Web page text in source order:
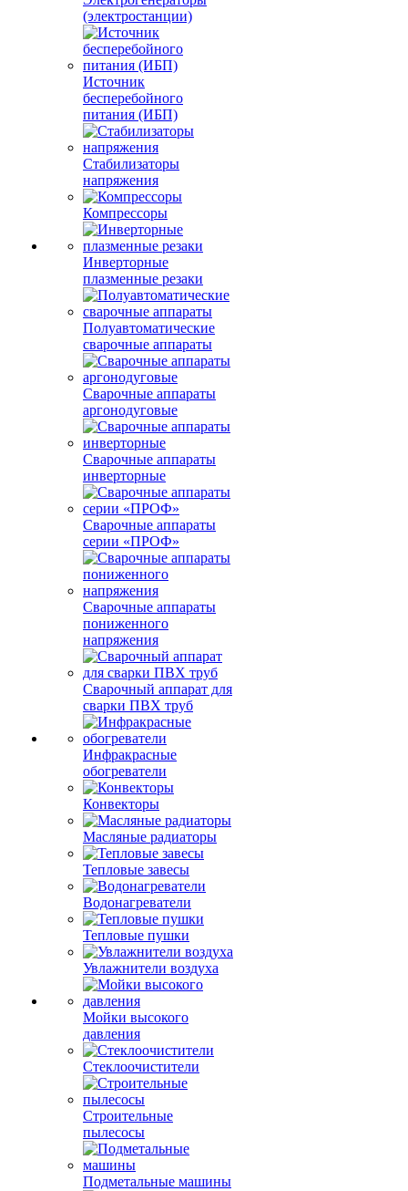
(электростанции)
Источник
бесперебойного
питания (ИБП)
Стабилизаторы
напряжения
Компрессоры
Инверторные
плазменные резаки
Полуавтоматические
сварочные аппараты
Сварочные аппараты
аргонодуговые
Сварочные аппараты
инверторные
Сварочные аппараты
серии «ПРОФ»
Сварочные аппараты
пониженного
напряжения
Сварочный аппарат для
сварки ПВХ труб
Инфракрасные
обогреватели
Конвекторы
Масляные радиаторы
Тепловые завесы
Водонагреватели
Тепловые пушки
Увлажнители воздуха
Мойки высокого
давления
Стеклоочистители
Строительные
пылесосы
Подметальные машины